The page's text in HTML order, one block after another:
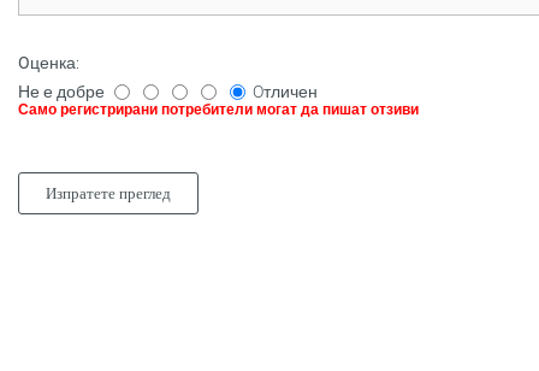
Само регистрирани потребители могат да пишат отзиви
Oценка:
Не е добре
Oтличен